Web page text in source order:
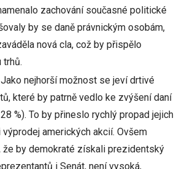
zachování současné politické
by se daně právnickým osobám,
nová cla, což by přispělo
trhů.
nejhorší možnost se jeví drtivé
které by patrně vedlo ke zvýšení daní
%). To by přineslo rychlý propad jejich
amerických akcií. Ovšem
že by demokraté získali prezidentský
i Senát, není vysoká,